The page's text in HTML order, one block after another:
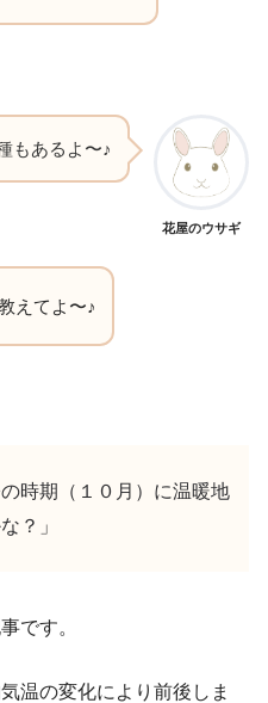
もあるよ〜♪
花屋のウサギ
えてよ〜♪
時期（１０月）に温暖地
？」
です。
温の変化により前後しま